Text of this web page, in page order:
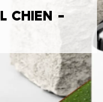
CHIEN -